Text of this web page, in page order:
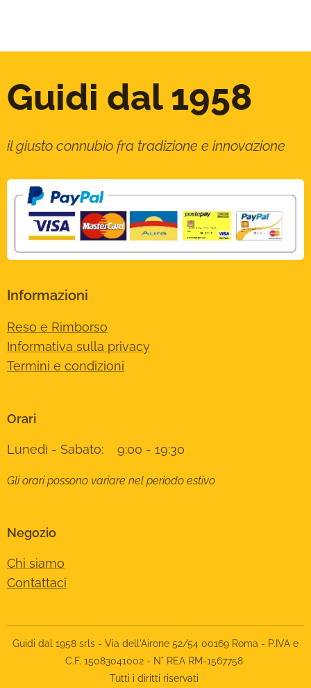
Guidi dal 1958
il giusto connubio fra tradizione e innovazione
Informazioni
Reso e Rimborso
Informativa sulla privacy
Termini e condizioni
Orari
Lunedì - Sabato: 9:00 - 19:30
Gli orari possono variare nel periodo estivo
Negozio
Chi siamo
Contattaci
Guidi dal 1958 srls - Via dell'Airone 52/54 00169 Roma - P.IVA e
C.F. 15083041002 - N° REA RM-1567758
Tutti i diritti riservati